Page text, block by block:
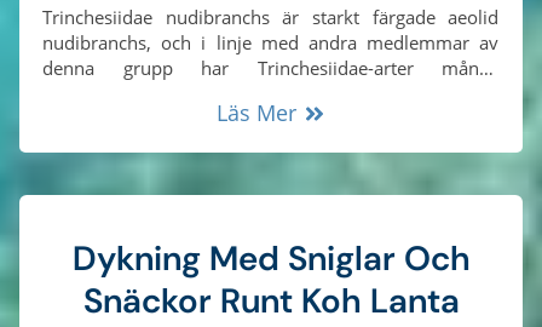
Trinchesiidae nudibranchs är starkt färgade aeolid
nudibranchs, och i linje med andra medlemmar av
denna grupp har Trinchesiidae-arter många
växer på både ryggen och sidorna av kroppen.
Läs Mer
Dykning Med Sniglar Och
Snäckor Runt Koh Lanta